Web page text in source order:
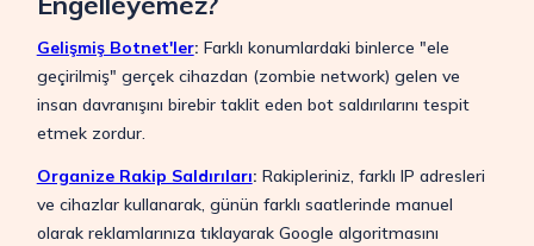
Gelişmiş Botnet'ler: Farklı konumlardaki binlerce "ele
geçirilmiş" gerçek cihazdan (zombie network) gelen ve
insan davranışını birebir taklit eden bot saldırılarını tespit
etmek zordur.
Organize Rakip Saldırıları: Rakipleriniz, farklı IP adresleri
ve cihazlar kullanarak, günün farklı saatlerinde manuel
olarak reklamlarınıza tıklayarak Google algoritmasını